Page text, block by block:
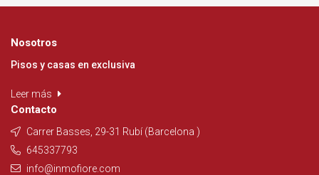
Nosotros
Pisos y casas en exclusiva
Leer más
Contacto
Carrer Basses, 29-31 Rubí (Barcelona )
645337793
info@inmofiore.com